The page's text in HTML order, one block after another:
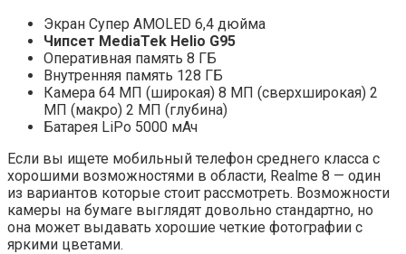
Экран Супер AMOLED 6,4 дюйма
Чипсет MediaTek Helio G95
Оперативная память 8 ГБ
Внутренняя память 128 ГБ
Камера 64 МП (широкая) 8 МП (сверхширокая) 2
МП (макро) 2 МП (глубина)
Батарея LiPo 5000 мАч
Если вы ищете мобильный телефон среднего класса с
хорошими возможностями в области, Realme 8 — один
из вариантов которые стоит рассмотреть. Возможности
камеры на бумаге выглядят довольно стандартно, но
она может выдавать хорошие четкие фотографии с
яркими цветами.